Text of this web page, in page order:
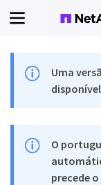
Uma
O
precede